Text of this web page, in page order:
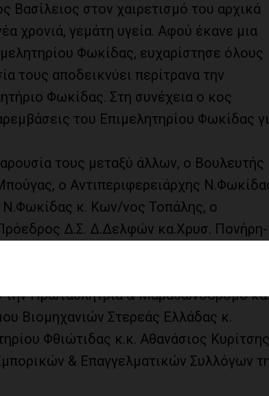
στον χαιρετισμό του αρχικά
χρονιά, γεμάτη υγεία. Αφού έκανε μια
Φωκίδας, ευχαρίστησε όλους
τους αποδεικνύει περίτρανα την
Φωκίδας. Στη συνέχεια ο κος
του Επιμελητηρίου Φωκίδας
τους μεταξύ άλλων, ο Βουλευτής
ο Αντιπεριφερειάρχης
Ν.Φωκίδας κ. Κων/νος Τοπάλης, ο
Δ.Σ. Δ.Δελφών κα.Χρυσ. Πονήρη-
ο συντοπίτης μας, πολιτευτής και
Κέντρου Αθηνών “Σπύρος Λούης”
Πρωταθλήτρια & Μαραθωνοδρόμο κα.
Βιομηχανιών Στερεάς Ελλάδας κ.
Φθιώτιδας κ.κ. Αθανάσιος Κυρίτσης
& Επαγγελματικών Συλλόγων